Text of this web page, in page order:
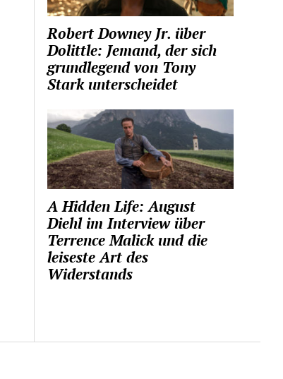
Robert Downey Jr. über
Dolittle: Jemand, der sich
grundlegend von Tony
Stark unterscheidet
A Hidden Life: August
Diehl im Interview über
Terrence Malick und die
leiseste Art des
Widerstands